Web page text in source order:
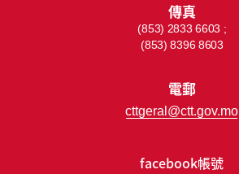
facebook帳號
傳真
(853) 2833 6603 ;
(853) 8396 8603
電郵
cttgeral@ctt.gov.mo